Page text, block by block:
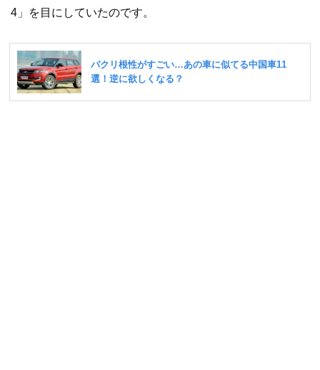
4」を目にしていたのです。